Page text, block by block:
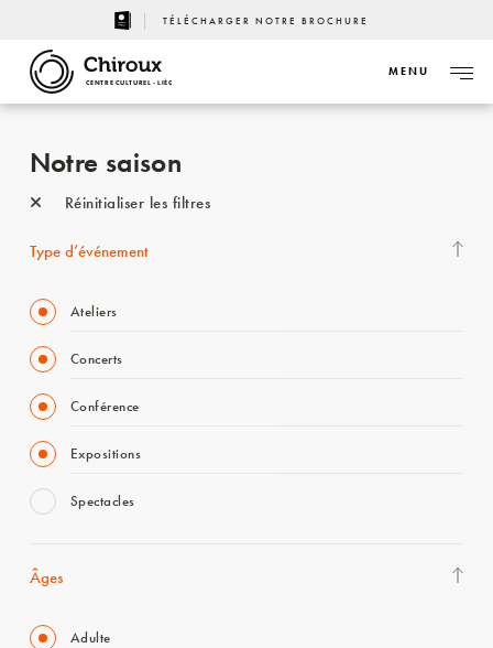
TÉLÉCHARGER NOTRE BROCHURE
CENTRE CULTUREL - LIÈGE
MENU
Notre saison
Réinitialiser les filtres
Type d’événement
Ateliers
Concerts
Conférence
Expositions
Spectacles
Âges
Adulte